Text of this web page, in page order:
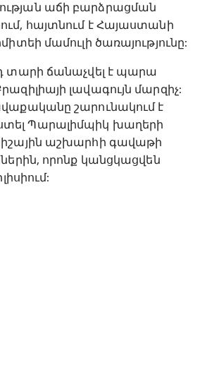
աճի բարձրացման
հայտնում է Հայաստանի
մամուլի ծառայությունը:
տարի ճանաչվել է պարա
լավագույն մարզիչ:
շարունակում է
Պարալիմպիկ խաղերի
աշխարհի գավաթի
որոնք կանցկացվեն